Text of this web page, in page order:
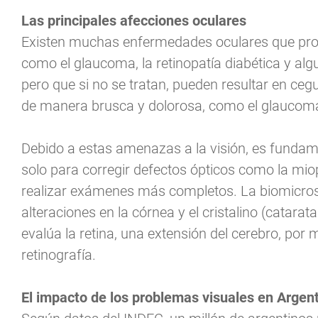
Las principales afecciones oculares
Existen muchas enfermedades oculares que
como el glaucoma, la retinopatía diabética y
pero que si no se tratan, pueden resultar en
de manera brusca y dolorosa, como el
Debido a estas amenazas a la visión, es
solo para corregir defectos ópticos como la
realizar exámenes más completos. La
alteraciones en la córnea y el cristalino
evalúa la retina, una extensión del cerebro,
retinografía.
El impacto de los problemas visuales en